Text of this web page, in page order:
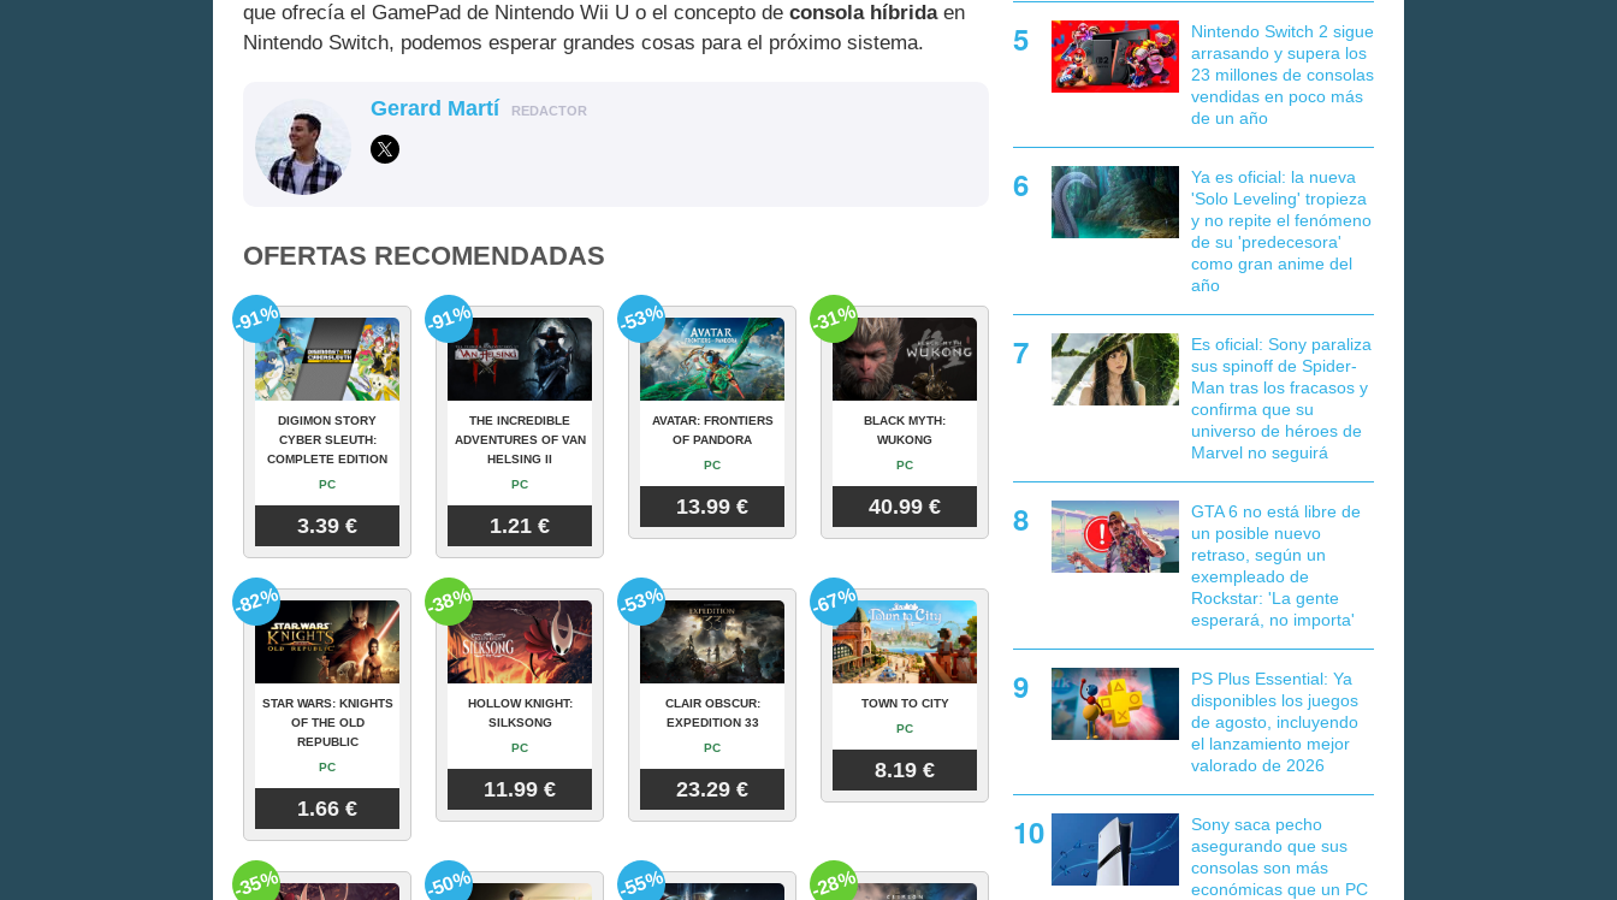
que ofrecía el GamePad de Nintendo Wii U o el concepto de consola híbridaen
Nintendo Switch, podemos esperar grandes cosas para el próximo sistema.
Gerard Martí REDACTOR
OFERTAS RECOMENDADAS
DIGIMON STORY
CYBER SLEUTH:
COMPLETE EDITION
PC
3.39 €
-91%
THE INCREDIBLE
ADVENTURES OF VAN
HELSING II
PC
1.21 €
-91%
AVATAR: FRONTIERS
OF PANDORA
PC
13.99 €
-53%
BLACK MYTH:
WUKONG
PC
40.99 €
-31%
STAR WARS: KNIGHTS
OF THE OLD
REPUBLIC
PC
1.66 €
-82%
HOLLOW KNIGHT:
SILKSONG
PC
11.99 €
-38%
CLAIR OBSCUR:
EXPEDITION 33
PC
23.29 €
-53%
TOWN TO CITY
PC
8.19 €
-67%
-35% -50% -55% -28%
Nintendo Switch 2 sigue
arrasando y supera los
23 millones de consolas
vendidas en poco más
de un año
Ya es oficial: la nueva
'Solo Leveling' tropieza
y no repite el fenómeno
de su 'predecesora'
como gran anime del
año
Es oficial: Sony paraliza
sus spinoff de Spider-
Man tras los fracasos y
confirma que su
universo de héroes de
Marvel no seguirá
GTA 6 no está libre de
un posible nuevo
retraso, según un
exempleado de
Rockstar: 'La gente
esperará, no importa'
PS Plus Essential: Ya
disponibles los juegos
de agosto, incluyendo
el lanzamiento mejor
valorado de 2026
Sony saca pecho
asegurando que sus
consolas son más
económicas que un PC